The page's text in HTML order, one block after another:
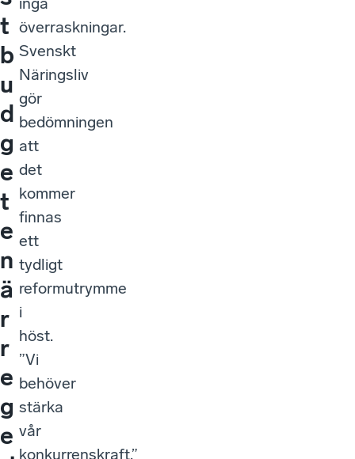
t
b
u
d
g
e
t
e
n
ä
r
r
e
g
e
överraskningar.
Svenskt
Näringsliv
gör
bedömningen
att
det
kommer
finnas
ett
tydligt
reformutrymme
i
höst.
”Vi
behöver
stärka
vår
konkurrenskraft.”